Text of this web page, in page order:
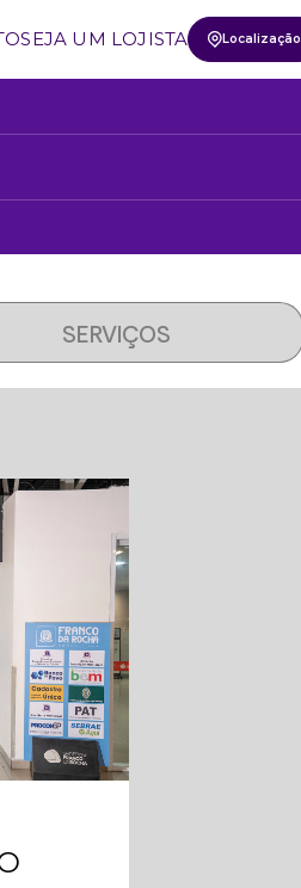
SEJA UM LOJISTA Localização
SERVIÇOS